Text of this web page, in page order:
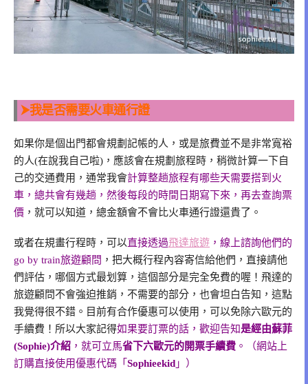
⮞我是否需要火車通行證
如果你是個出門都會規劃記帳的人，或是旅費並不是非常寬裕
的人(在說我自己啦)，應該會在規劃旅程時，稍微計算一下自
己的交通費用，通常我會計算整趟旅程有哪些天需要搭到火
車，總共會有幾趟，然後每段的時間日期寫下來，再去查詢票
價 ，就可以知道，總金額會不會比火車通行證還貴了。
或者在規畫行程時，可以直接透過飛達旅遊 ，線上諮詢他們的
go by train旅遊顧問 ，把大概行程內容寄信給他們，直接請他
們評估，哪個方式最划算，這個部分是完全免費的喔！飛達的
旅遊顧問不會強迫推銷，不需要的部分，也會坦白告知，這點
我覺得很不錯。目前有合作優惠可以使用，可以免除六歐元的
手續費！所以大家記得如果要訂票的話，歡迎告知是經由蘇菲
(Sophie)介紹 ，就可立馬省下六歐元的開票手續費 。（網站上
訂購直接使用優惠代碼「 Sophieekid 」）